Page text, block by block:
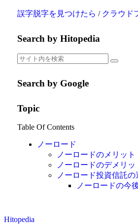
誤字脱字を見つけたら / クラウド
Search by Hitopedia
Search by Google
Topic
Table Of Contents
ノーロード
ノーロードのメリット
ノーロードのデメリッ
ノーロード投資信託の
ノーロードの今
Hitopedia